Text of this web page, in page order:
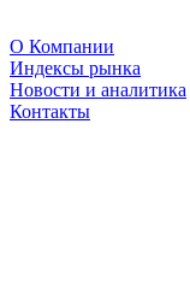
О Компании
Индексы рынка
Новости и аналитика
Контакты